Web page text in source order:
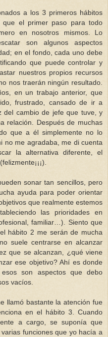
a los 3 primeros hábitos
que el primer paso para todo
en nosotros mismos. Lo
son algunos aspectos
en el fondo, cada uno debe
que puede controlar y
nuestros propios recursos
nos traerán ningún resultado.
en un trabajo anterior, que
frustrado, cansado de ir a
del cambio de jefe que tuve, y
relación. Después de muchas
que a él simplemente no lo
no me agradaba, me di cuenta
la alternativa diferente, el
sonar tan sencillos, pero
ayuda para poder orientar
que realmente estemos
las prioridades en
familiar…). Siento que
hábito 2 me serán de mucha
suele centrarse en alcanzar
que se alcanzan, ¿qué viene
ese objetivo? Ahí es donde
son aspectos que debo
vacíos.
llamó bastante la atención fue
en el hábito 3. Cuando
a cargo, se suponía que
funciones que yo hacía a